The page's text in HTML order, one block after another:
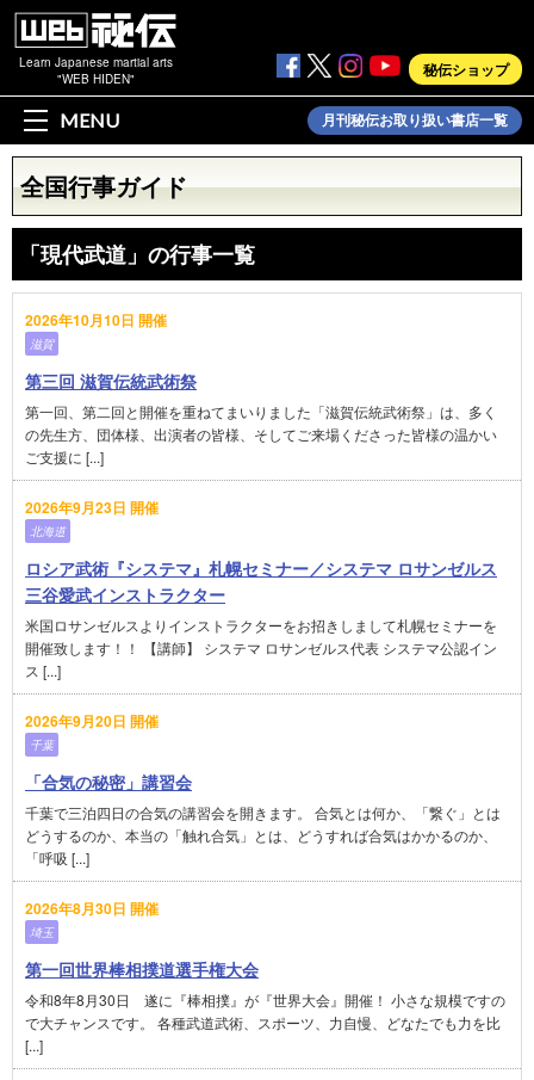
Learn Japanese martial arts
"WEB HIDEN"
秘伝ショップ
MENU 月刊秘伝お取り扱い書店一覧
全国行事ガイド
「現代武道」の行事一覧
2026年10月10日 開催
滋賀
第三回 滋賀伝統武術祭
第一回、第二回と開催を重ねてまいりました「滋賀伝統武術祭」は、多く
の先生方、団体様、出演者の皆様、そしてご来場くださった皆様の温かい
ご支援に [...]
2026年9月23日 開催
北海道
ロシア武術『システマ』札幌セミナー／システマ ロサンゼルス
三谷愛武インストラクター
米国ロサンゼルスよりインストラクターをお招きしまして札幌セミナーを
開催致します！！ 【講師】 システマ ロサンゼルス代表 システマ公認イン
ス [...]
2026年9月20日 開催
千葉
「合気の秘密」講習会
千葉で三泊四日の合気の講習会を開きます。 合気とは何か、「繋ぐ」とは
どうするのか、本当の「触れ合気」とは、どうすれば合気はかかるのか、
「呼吸 [...]
2026年8月30日 開催
埼玉
第一回世界棒相撲道選手権大会
令和8年8月30日 遂に『棒相撲』が『世界大会』開催！ 小さな規模ですの
で大チャンスです。 各種武道武術、スポーツ、力自慢、どなたでも力を比
[...]